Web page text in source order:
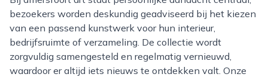
bezoekers worden deskundig geadviseerd bij het kiezen
van een passend kunstwerk voor hun interieur,
bedrijfsruimte of verzameling. De collectie wordt
zorgvuldig samengesteld en regelmatig vernieuwd,
waardoor er altijd iets nieuws te ontdekken valt. Onze